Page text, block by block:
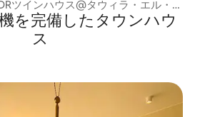
ツインハウス@タウィラ・エル・グ
を完備したタウンハウ
ス